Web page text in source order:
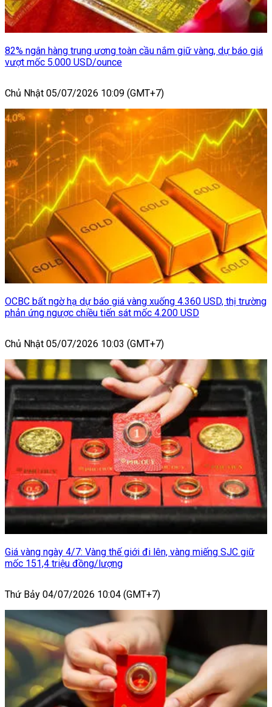
82% ngân hàng trung ương toàn cầu nắm giữ vàng, dự báo giá
vượt mốc 5.000 USD/ounce
Chủ Nhật 05/07/2026 10:09 (GMT+7)
OCBC bất ngờ hạ dự báo giá vàng xuống 4.360 USD, thị trường
phản ứng ngược chiều tiến sát mốc 4.200 USD
Chủ Nhật 05/07/2026 10:03 (GMT+7)
Giá vàng ngày 4/7: Vàng thế giới đi lên, vàng miếng SJC giữ
mốc 151,4 triệu đồng/lượng
Thứ Bảy 04/07/2026 10:04 (GMT+7)